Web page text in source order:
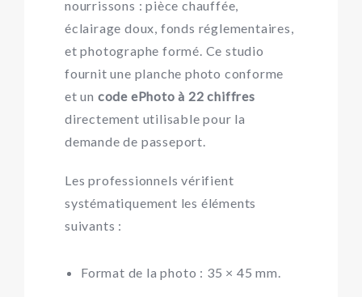
nourrissons : pièce chauffée,
éclairage doux, fonds réglementaires,
et photographe formé. Ce studio
fournit une planche photo conforme
et un code ePhoto à 22 chiffres
directement utilisable pour la
demande de passeport.
Les professionnels vérifient
systématiquement les éléments
suivants :
Format de la photo : 35 × 45 mm.